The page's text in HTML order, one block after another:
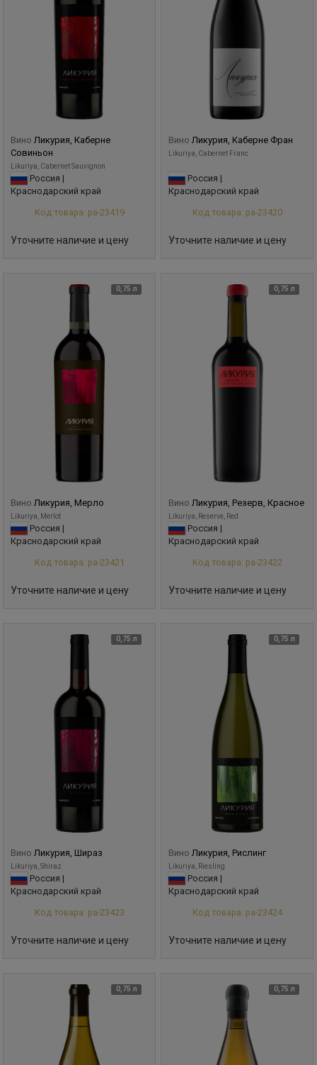
Вино Ликурия, Каберне
Совиньон
Likuriya, Cabernet Sauvignon
Россия |
Краснодарский край
Код товара: ра-23419
Уточните наличие и цену
Вино Ликурия, Каберне Фран
Likuriya, Cabernet Franc
Россия |
Краснодарский край
Код товара: ра-23420
Уточните наличие и цену
0,75 л
Вино Ликурия, Мерло
Likuriya, Merlot
Россия |
Краснодарский край
Код товара: ра-23421
Уточните наличие и цену
0,75 л
Вино Ликурия, Резерв, Красное
Likuriya, Reserve, Red
Россия |
Краснодарский край
Код товара: ра-23422
Уточните наличие и цену
0,75 л
Вино Ликурия, Шираз
Likuriya, Shiraz
Россия |
Краснодарский край
Код товара: ра-23423
Уточните наличие и цену
0,75 л
Вино Ликурия, Рислинг
Likuriya, Riesling
Россия |
Краснодарский край
Код товара: ра-23424
Уточните наличие и цену
0,75 л 0,75 л